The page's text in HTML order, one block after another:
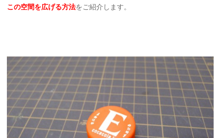
この空間を広げる方法をご紹介します。